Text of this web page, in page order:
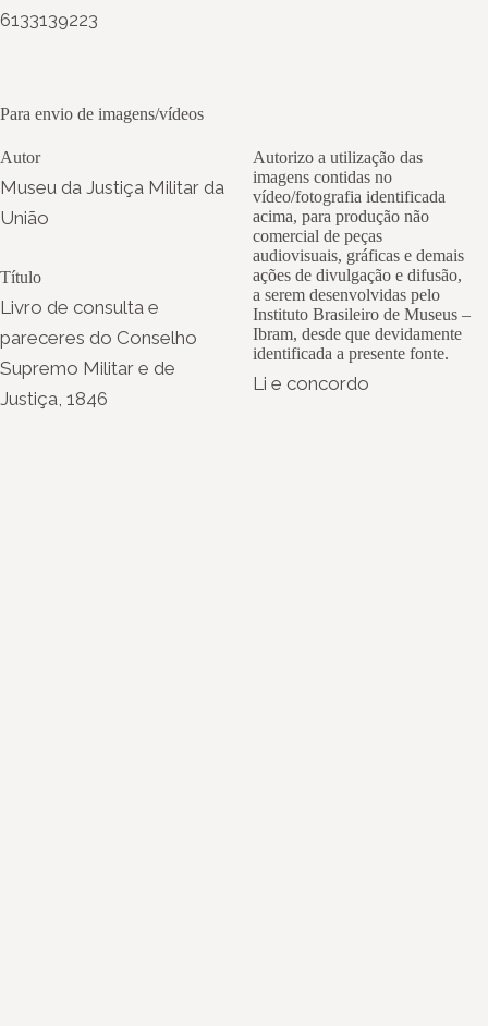
6133139223
Para envio de imagens/vídeos
Autor
Museu da Justiça Militar da
União
Título
Livro de consulta e
pareceres do Conselho
Supremo Militar e de
Justiça, 1846
Autorizo a utilização das
imagens contidas no
vídeo/fotografia identificada
acima, para produção não
comercial de peças
audiovisuais, gráficas e demais
ações de divulgação e difusão,
a serem desenvolvidas pelo
Instituto Brasileiro de Museus –
Ibram, desde que devidamente
identificada a presente fonte.
Li e concordo